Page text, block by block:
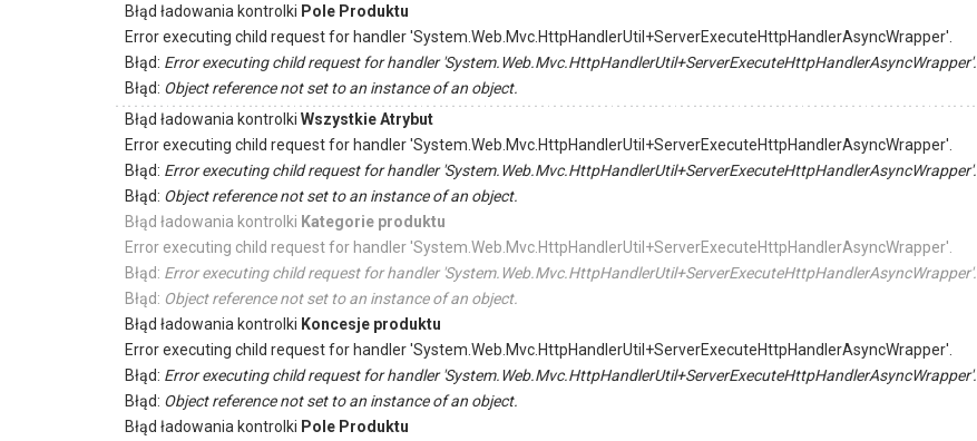
Błąd ładowania kontrolki Pole Produktu
Error executing child request for handler 'System.Web.Mvc.HttpHandlerUtil+ServerExecuteHttpHandlerAsyncWrapper'.
Błąd: Error executing child request for handler 'System.Web.Mvc.HttpHandlerUtil+ServerExecuteHttpHandlerAsyncWrapper'.
Błąd: Object reference not set to an instance of an object.
Błąd ładowania kontrolki Wszystkie Atrybut
Error executing child request for handler 'System.Web.Mvc.HttpHandlerUtil+ServerExecuteHttpHandlerAsyncWrapper'.
Błąd: Error executing child request for handler 'System.Web.Mvc.HttpHandlerUtil+ServerExecuteHttpHandlerAsyncWrapper'.
Błąd: Object reference not set to an instance of an object.
Błąd ładowania kontrolki Kategorie produktu
Error executing child request for handler 'System.Web.Mvc.HttpHandlerUtil+ServerExecuteHttpHandlerAsyncWrapper'.
Błąd: Error executing child request for handler 'System.Web.Mvc.HttpHandlerUtil+ServerExecuteHttpHandlerAsyncWrapper'.
Błąd: Object reference not set to an instance of an object.
Błąd ładowania kontrolki Koncesje produktu
Error executing child request for handler 'System.Web.Mvc.HttpHandlerUtil+ServerExecuteHttpHandlerAsyncWrapper'.
Błąd: Error executing child request for handler 'System.Web.Mvc.HttpHandlerUtil+ServerExecuteHttpHandlerAsyncWrapper'.
Błąd: Object reference not set to an instance of an object.
Błąd ładowania kontrolki Pole Produktu